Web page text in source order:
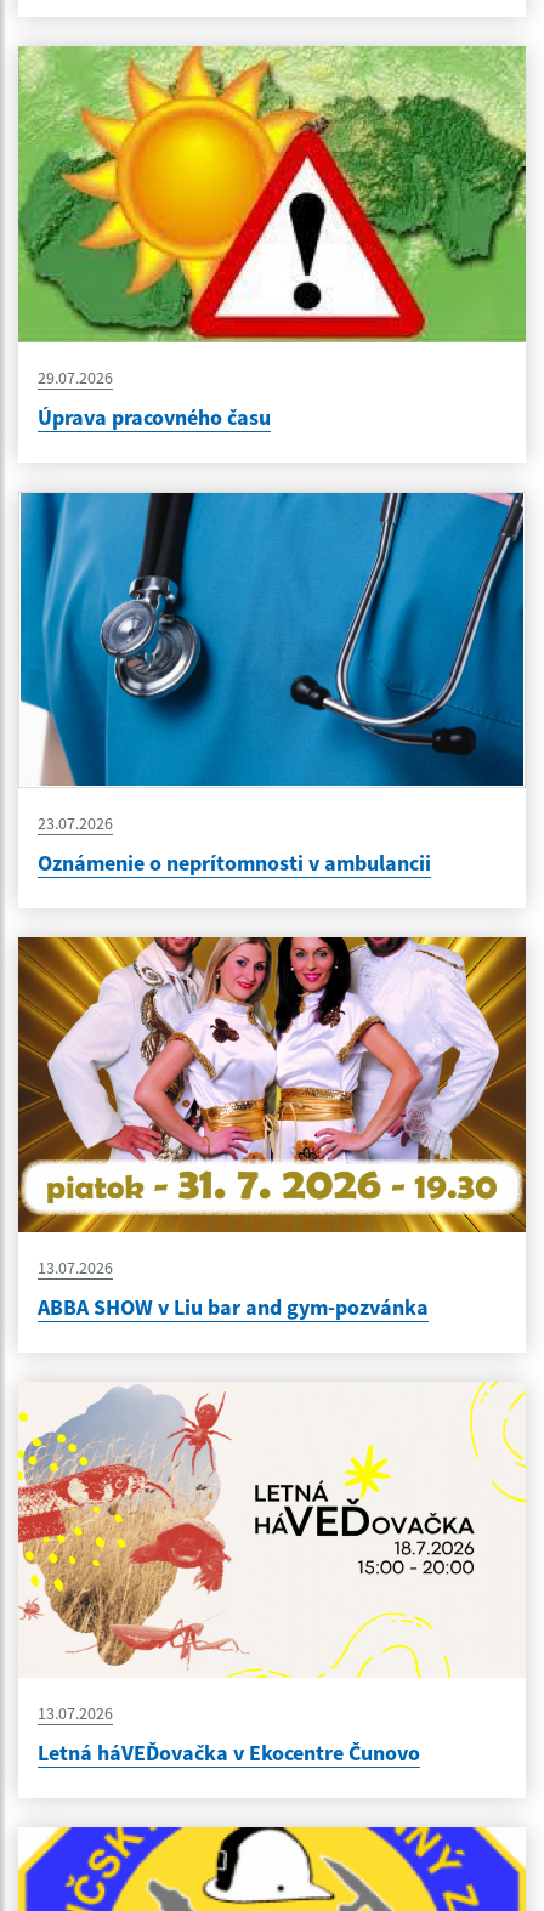
29.07.2026
Úprava pracovného času
23.07.2026
Oznámenie o neprítomnosti v ambulancii
13.07.2026
ABBA SHOW v Liu bar and gym-pozvánka
13.07.2026
Letná háVEĎovačka v Ekocentre Čunovo